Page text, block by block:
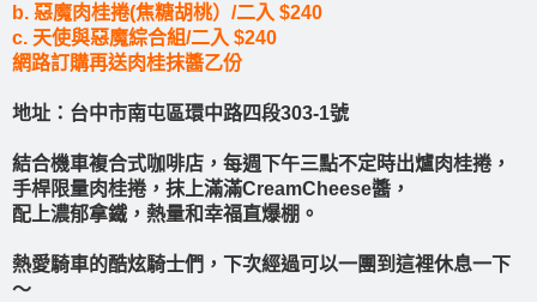
b. 惡魔肉桂捲(焦糖胡桃）/二入 $240
c. 天使與惡魔綜合組/二入 $240
網路訂購再送肉桂抹醬乙份
地址：台中市南屯區環中路四段303-1號
結合機車複合式咖啡店，每週下午三點不定時出爐肉桂捲，
手桿限量肉桂捲，抹上滿滿CreamCheese醬，
配上濃郁拿鐵，熱量和幸福直爆棚。
熱愛騎車的酷炫騎士們，下次經過可以一團到這裡休息一下
～